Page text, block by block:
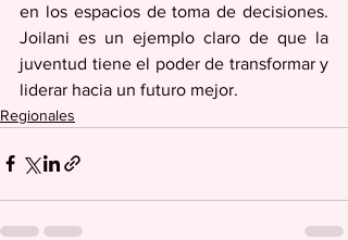
en los espacios de toma de decisiones.
Joilani es un ejemplo claro de que la
juventud tiene el poder de transformar y
liderar hacia un futuro mejor.
Regionales